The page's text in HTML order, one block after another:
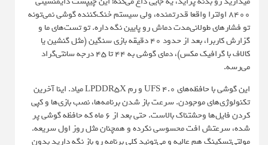
۸۴۰۰ اولترا واقعا قدرتمنده، ولی سیستم خنک‌کننده گوشی نمی‌تونه
تو فشارهای طولانی‌مدت دماش رو پایین نگه داره. تو تست‌های ما و
گزارش کاربرا، بعد از حدود ۴۰ دقیقه بازی سنگین (مثل گنشین یا
کالاف با گرافیک مکس)، دمای گوشی به ۴۴ تا ۴۵ درجه سانتی‌گراد
می‌رسه.
این گوشی با حافظه‌های UFS 4.0 و رم LPDDR5X میاد. اینا آخرین
تکنولوژی‌های موجودن. سرعت باز شدن برنامه‌ها، نصب بازی‌ها و کپی
کردن فایل‌ها وحشتناک بالاست. حتی بعد از ۶ ماه که حافظه گوشی پر
شده، سرعتش افت محسوسی نکرده و همچنان مثل روز اول سریعه.
مولتی‌تسکینگ هم عالیه و می‌تونید کلی برنامه رو باز نگه دارید بدون